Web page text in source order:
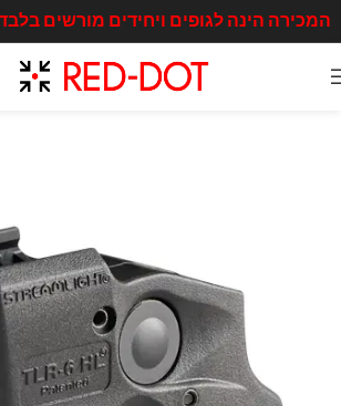
המכירה הינה לגופים ויחידים מורשים